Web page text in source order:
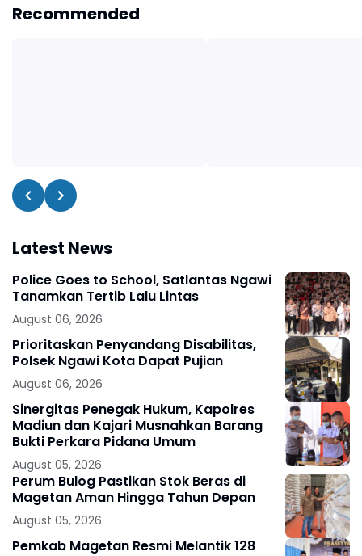
Recommended
Latest News
Police Goes to School, Satlantas Ngawi
Tanamkan Tertib Lalu Lintas
August 06, 2026
Prioritaskan Penyandang Disabilitas,
Polsek Ngawi Kota Dapat Pujian
August 06, 2026
Sinergitas Penegak Hukum, Kapolres
Madiun dan Kajari Musnahkan Barang
Bukti Perkara Pidana Umum
August 05, 2026
Perum Bulog Pastikan Stok Beras di
Magetan Aman Hingga Tahun Depan
August 05, 2026
Pemkab Magetan Resmi Melantik 128